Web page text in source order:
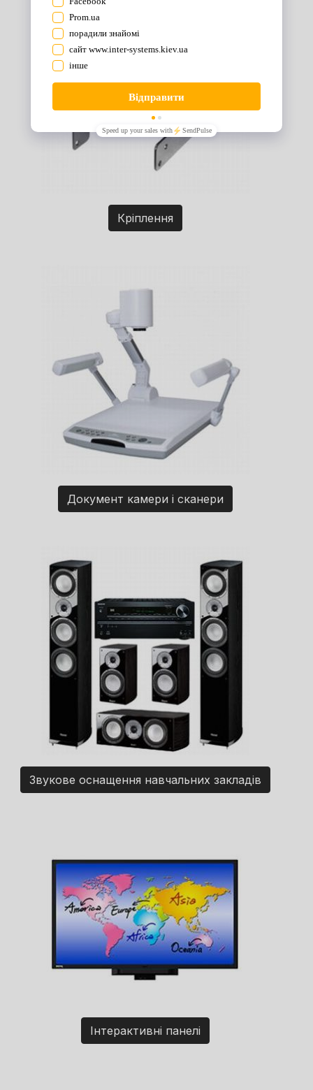
Кріплення
Документ камери і сканери
Звукове оснащення навчальних закладів
Інтерактивні панелі